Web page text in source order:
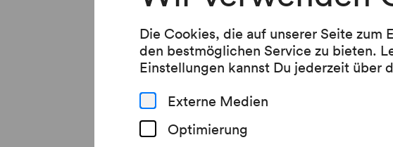
Die Cookies, die auf unserer Seite zum
den bestmöglichen Service zu bieten.
Einstellungen kannst Du jederzeit über
Externe Medien
Optimierung
Carl